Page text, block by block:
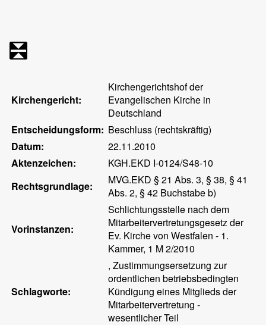
Kirchengericht:
Kirchengerichtshof der
Evangelischen Kirche in
Deutschland
Entscheidungsform: Beschluss (rechtskräftig)
Datum:
22.11.2010
Aktenzeichen:
KGH.EKD I-0124/S48-10
Rechtsgrundlage:
MVG.EKD § 21 Abs. 3, § 38, § 41
Abs. 2, § 42 Buchstabe b)
Vorinstanzen:
Schlichtungsstelle nach dem
Mitarbeitervertretungsgesetz der
Ev. Kirche von Westfalen - 1.
Kammer, 1 M 2/2010
Schlagworte:
, Zustimmungsersetzung zur
ordentlichen betriebsbedingten
Kündigung eines Mitglieds der
Mitarbeitervertretung -
wesentlicher Teil